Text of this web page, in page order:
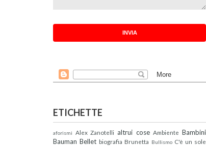
ETICHETTE
aforismi Alex Zanotelli altrui cose Ambiente Bambini
Bauman Bellet biografia Brunetta Bullismo C'è un sole